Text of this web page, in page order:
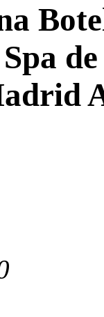
Spa